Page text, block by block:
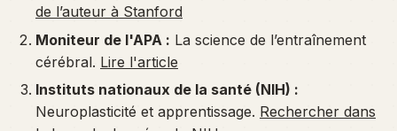
de l’auteur à Stanford
Moniteur de l'APA : La science de l’entraînement
cérébral. Lire l'article
Instituts nationaux de la santé (NIH) :
Neuroplasticité et apprentissage. Rechercher dans